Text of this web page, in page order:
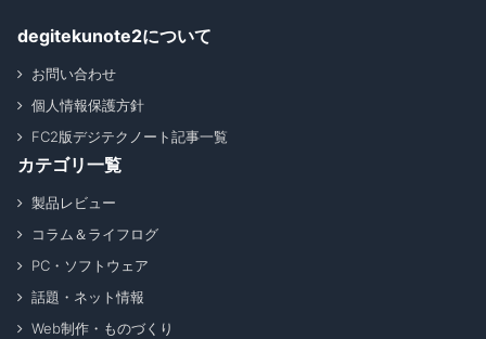
degitekunote2について
お問い合わせ
個人情報保護方針
FC2版デジテクノート記事一覧
カテゴリ一覧
製品レビュー
コラム＆ライフログ
PC・ソフトウェア
話題・ネット情報
Web制作・ものづくり